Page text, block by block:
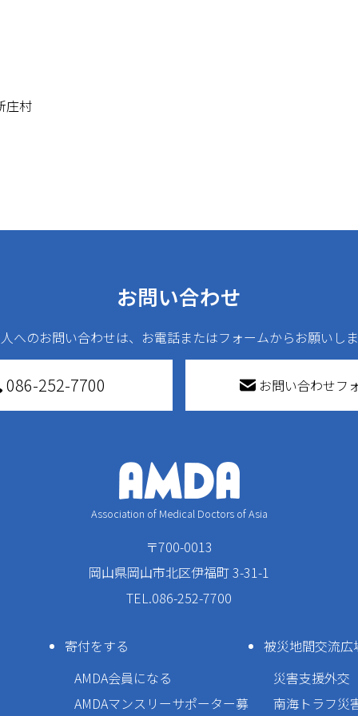
庄村
お問い合わせ
へのお問い合わせは、お電話またはフォームからお願いし
086-252-7700 お問い合わせフ
Association of Medical Doctors of Asia
〒700-0013
岡山県岡山市北区伊福町 3-31-1
TEL.086-252-7700
寄付をする
AMDA会員になる
AMDAマンスリーサポーター募
被災地間交流広
災害支援外交
南海トラフ災